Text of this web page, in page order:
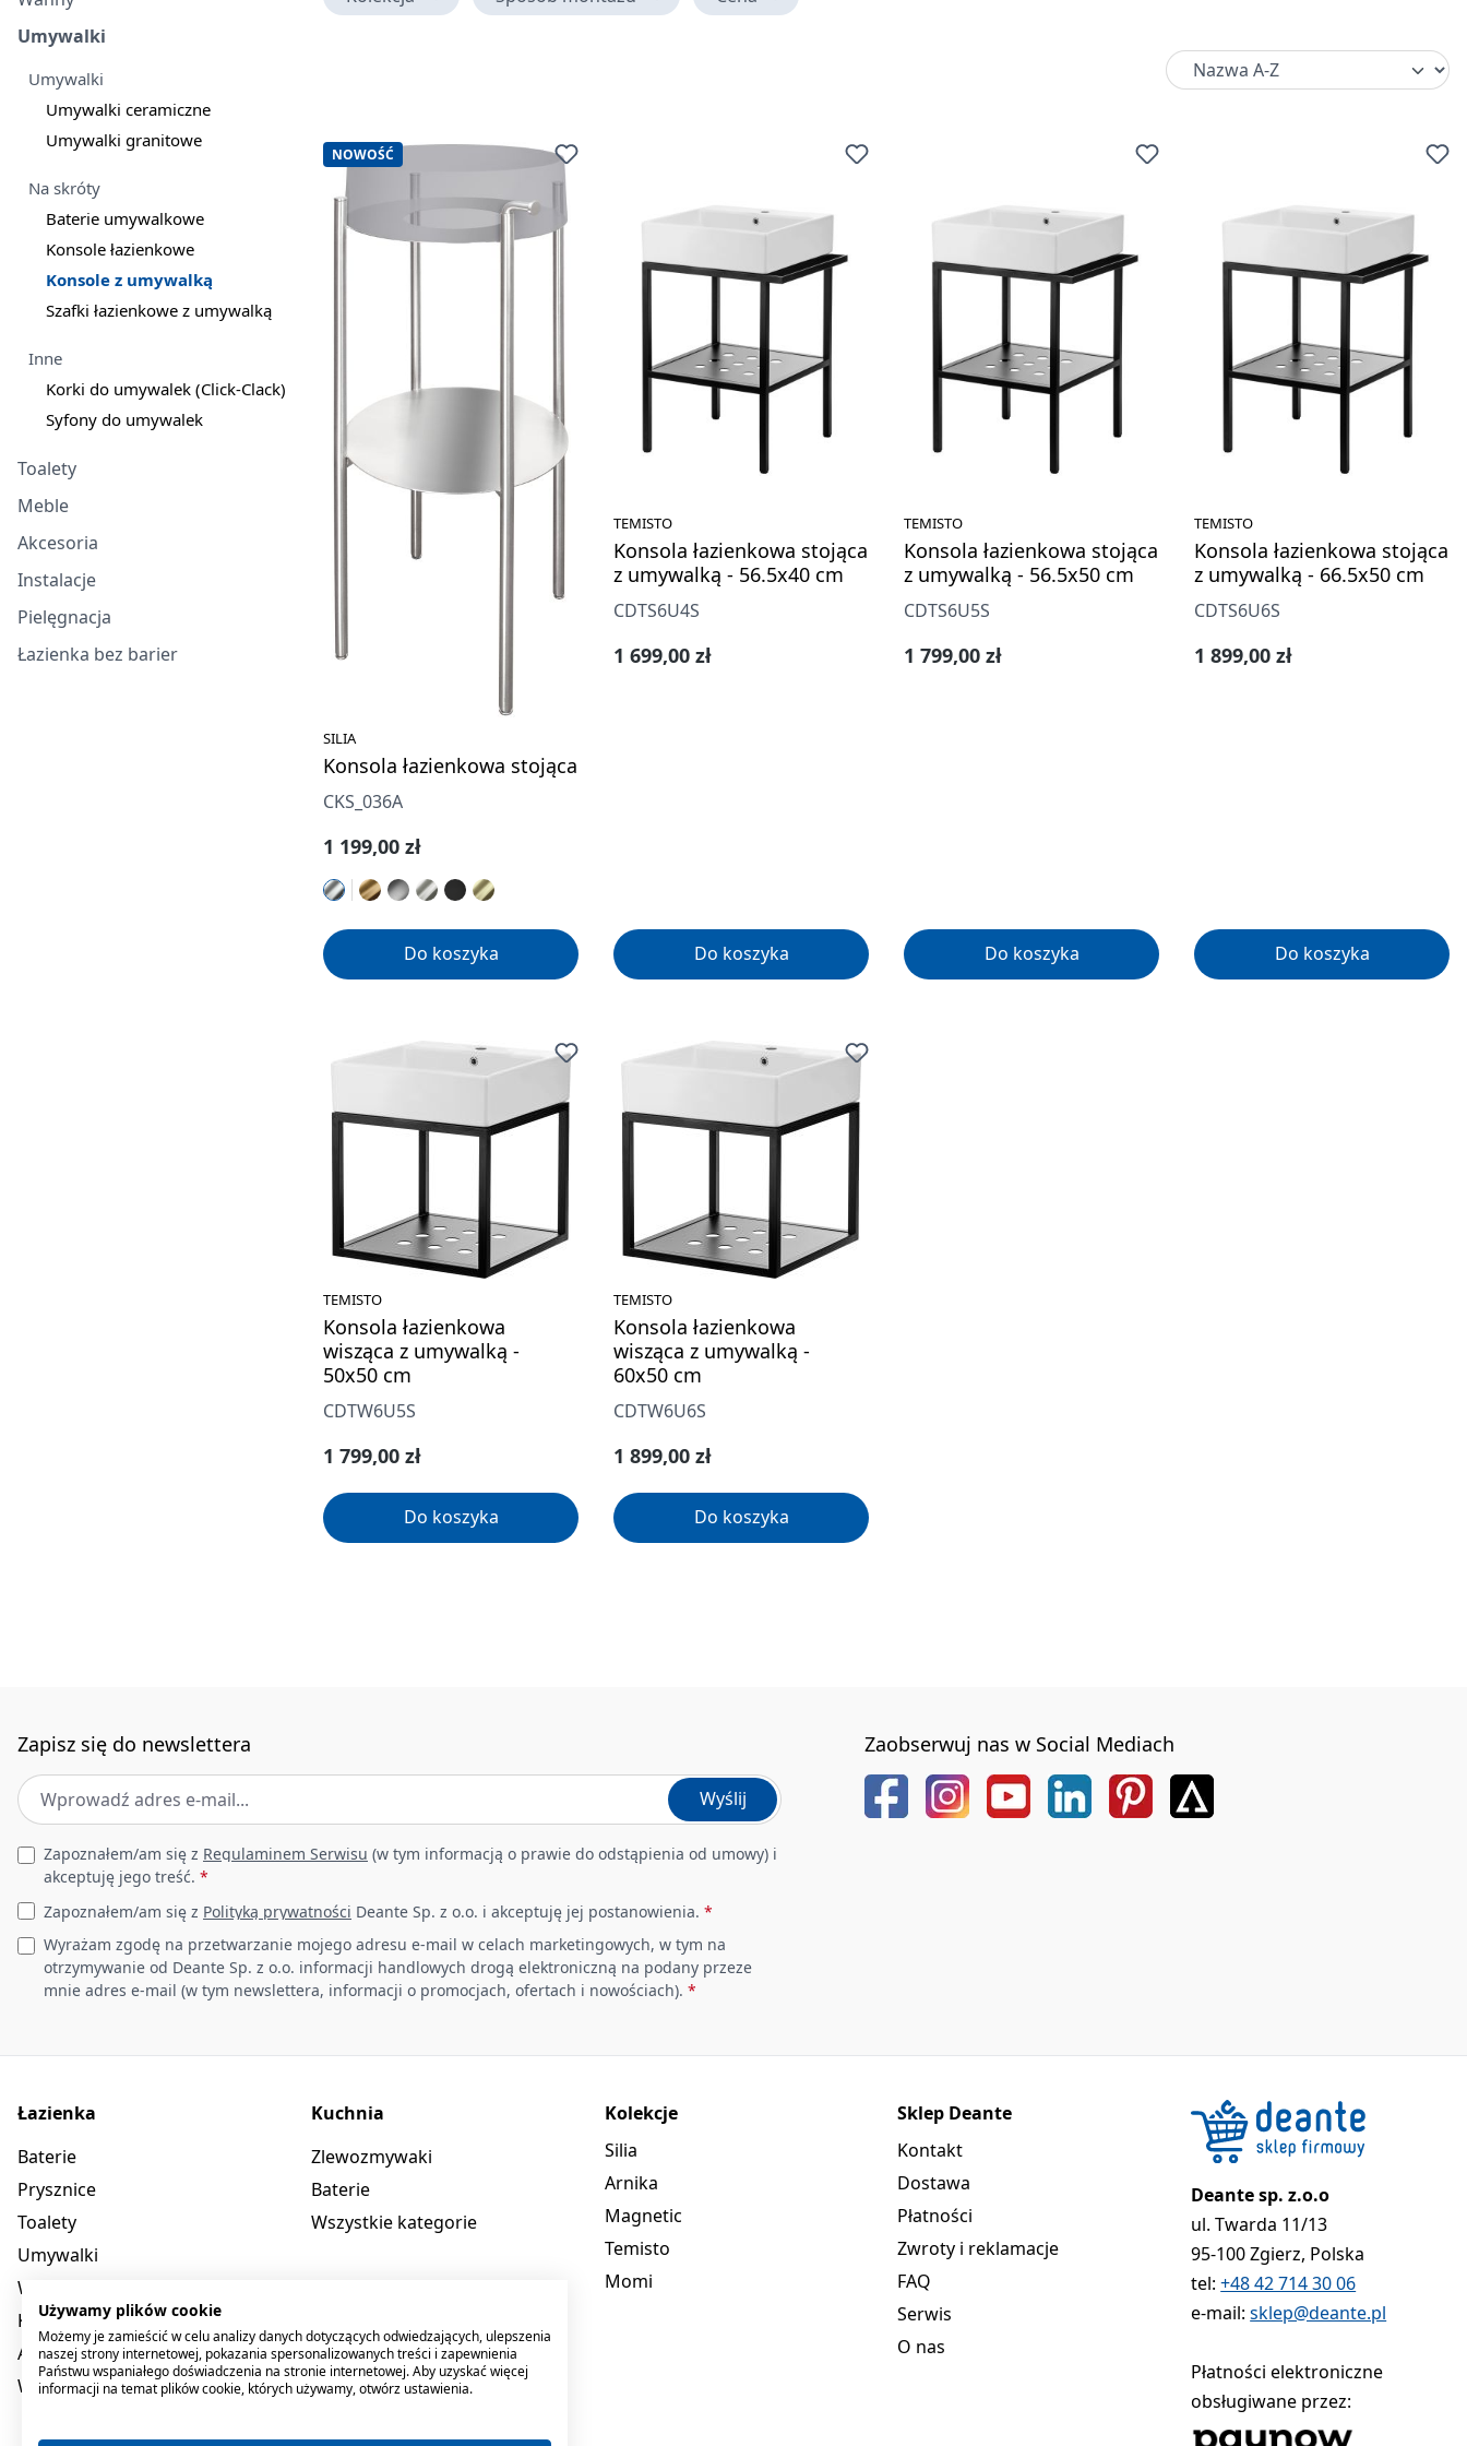
Umywalki
Umywalki
Umywalki ceramiczne
Umywalki granitowe
Na skróty
Baterie umywalkowe
Konsole łazienkowe
Konsole z umywalką
Szafki łazienkowe z umywalką
Inne
Korki do umywalek (Click-Clack)
Syfony do umywalek
Toalety
Meble
Akcesoria
Instalacje
Pielęgnacja
Łazienka bez barier
NOWOŚĆ
SILIA
Konsola łazienkowa stojąca
CKS_036A
Cena regularna:
1 199,00 zł
Do koszyka
TEMISTO
Konsola łazienkowa stojąca
z umywalką - 56.5x40 cm
CDTS6U4S
Cena regularna:
1 699,00 zł
Do koszyka
TEMISTO
Konsola łazienkowa stojąca
z umywalką - 56.5x50 cm
CDTS6U5S
Cena regularna:
1 799,00 zł
Do koszyka
TEMISTO
Konsola łazienkowa stojąca
z umywalką - 66.5x50 cm
CDTS6U6S
Cena regularna:
1 899,00 zł
Do koszyka
TEMISTO
Konsola łazienkowa
wisząca z umywalką -
50x50 cm
CDTW6U5S
Cena regularna:
1 799,00 zł
Do koszyka
TEMISTO
Konsola łazienkowa
wisząca z umywalką -
60x50 cm
CDTW6U6S
Cena regularna:
1 899,00 zł
Do koszyka
Zapisz się do newslettera
Adres e-mail *
Wyślij
Leave this field empty
Zapoznałem/am się z Regulaminem Serwisu (w tym informacją o prawie do odstąpienia od umowy) i
akceptuję jego treść. *
Zapoznałem/am się z Polityką prywatności Deante Sp. z o.o. i akceptuję jej postanowienia. *
Wyrażam zgodę na przetwarzanie mojego adresu e-mail w celach marketingowych, w tym na
otrzymywanie od Deante Sp. z o.o. informacji handlowych drogą elektroniczną na podany przeze
mnie adres e-mail (w tym newslettera, informacji o promocjach, ofertach i nowościach). *
Zaobserwuj nas w Social Mediach
Łazienka
Baterie
Prysznice
Toalety
Umywalki
Wanny
Kabiny
Akcesoria
Wszystkie kategorie
Kuchnia
Zlewozmywaki
Baterie
Wszystkie kategorie
Kolekcje
Silia
Arnika
Magnetic
Temisto
Momi
Sklep Deante
Kontakt
Dostawa
Płatności
Zwroty i reklamacje
FAQ
Serwis
O nas
Deante sp. z.o.o
ul. Twarda 11/13
95-100 Zgierz, Polska
tel:+48 42 714 30 06
e-mail:sklep@deante.pl
Płatności elektroniczne
obsługiwane przez:
Używamy plików cookie
Możemy je zamieścić w celu analizy danych dotyczących odwiedzających, ulepszenia
naszej strony internetowej, pokazania spersonalizowanych treści i zapewnienia
Państwu wspaniałego doświadczenia na stronie internetowej. Aby uzyskać więcej
informacji na temat plików cookie, których używamy, otwórz ustawienia.